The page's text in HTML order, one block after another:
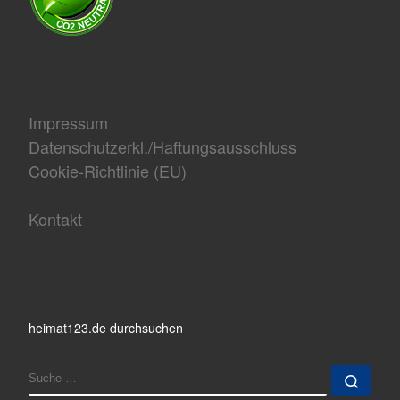
Impressum
Datenschutzerkl./Haftungsausschluss
Cookie-Richtlinie (EU)
Kontakt
heimat123.de durchsuchen
SUCHE